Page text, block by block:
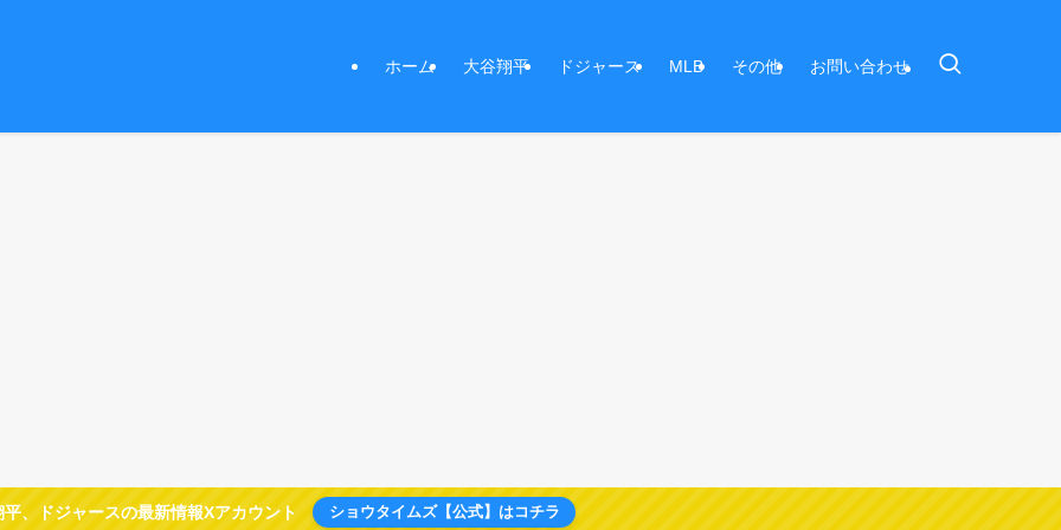
ホーム 大谷翔平 ドジャース MLB その他 お問い合わせ
平、ドジャースの最新情報Xアカウント ショウタイムズ【公式】はコチラ